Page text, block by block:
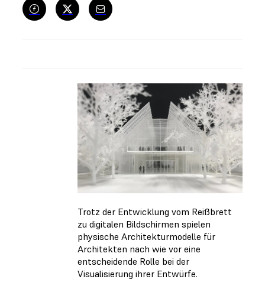
Trotz der Entwicklung vom Reißbrett
zu digitalen Bildschirmen spielen
physische Architekturmodelle für
Architekten nach wie vor eine
entscheidende Rolle bei der
Visualisierung ihrer Entwürfe.